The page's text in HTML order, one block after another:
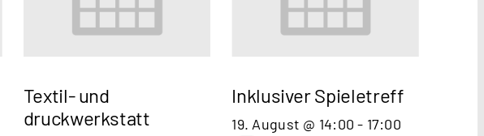
Textil- und
druckwerkstatt
Inklusiver Spieletreff
19. August @ 14:00 - 17:00